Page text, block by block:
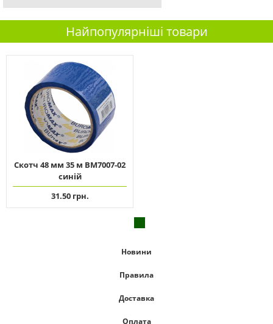
Найпопулярніші товари
Скотч 48 мм 35 м ВМ7007-02
синій
31.50 грн.
Новини
Правила
Доставка
Оплата